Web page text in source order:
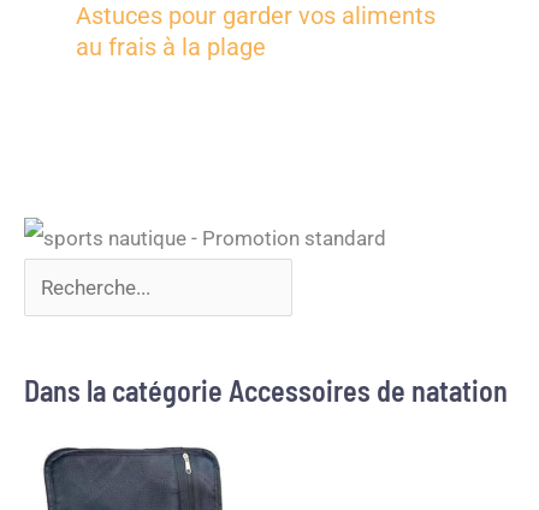
Astuces pour garder vos aliments
au frais à la plage
Dans la catégorie Accessoires de natation